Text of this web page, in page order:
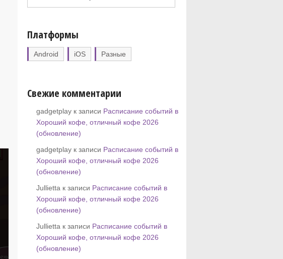
Платформы
Android iOS Разные
Свежие комментарии
gadgetplay к записи Расписание событий в
Хороший кофе, отличный кофе 2026
(обновление)
gadgetplay к записи Расписание событий в
Хороший кофе, отличный кофе 2026
(обновление)
Jullietta к записи Расписание событий в
Хороший кофе, отличный кофе 2026
(обновление)
Jullietta к записи Расписание событий в
Хороший кофе, отличный кофе 2026
(обновление)